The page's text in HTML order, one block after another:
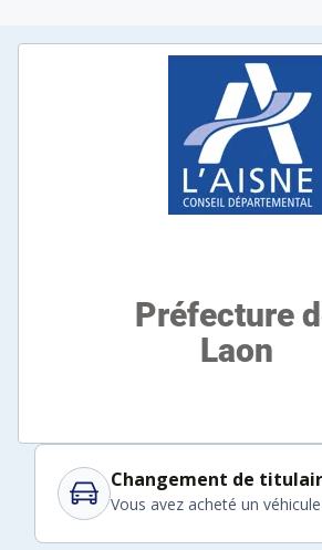
Changement de
Vous avez acheté un